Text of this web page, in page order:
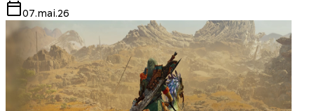
07.mai.26